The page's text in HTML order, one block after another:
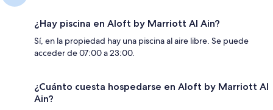
¿Hay piscina en Aloft by Marriott Al Ain?
Sí, en la propiedad hay una piscina al aire libre. Se puede
acceder de 07:00 a 23:00.
¿Cuánto cuesta hospedarse en Aloft by Marriott Al
Ain?